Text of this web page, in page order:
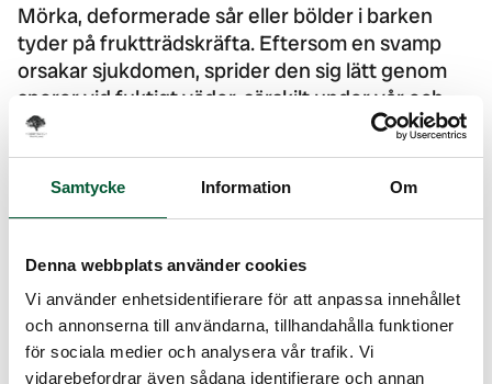
Samtycke Information Om
Denna webbplats använder cookies
Vi använder enhetsidentifierare för att anpassa innehållet
och annonserna till användarna, tillhandahålla funktioner
för sociala medier och analysera vår trafik. Vi
vidarebefordrar även sådana identifierare och annan
Mörka, deformerade sår eller bölder i barken
tyder på fruktträdskräfta. Eftersom en svamp
orsakar sjukdomen, sprider den sig lätt genom
sporer vid fuktigt väder, särskilt under vår och
höst. Svampen infekterar trädet via skador eller
fuktiga partier, exempelvis i grenklykor. Tyvärr
finns ingen botemedel, men du kan bromsa
vid torrt väder och rengör verktygen noggrant
efter varje träd.
Äppelskorv